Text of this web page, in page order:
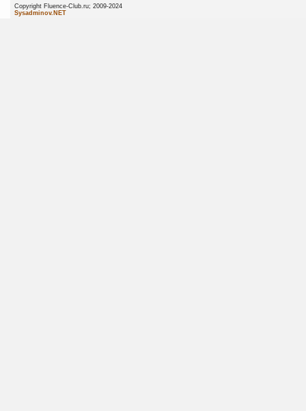
Copyright Fluence-Club.ru;
Sysadminov.NET